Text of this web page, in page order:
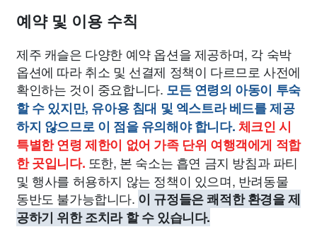
예약 및 이용 수칙
제주 캐슬은 다양한 예약 옵션을 제공하며, 각 숙박
옵션에 따라 취소 및 선결제 정책이 다르므로 사전에
확인하는 것이 중요합니다. 모든 연령의 아동이 투숙
할 수 있지만, 유아용 침대 및 엑스트라 베드를 제공
하지 않으므로 이 점을 유의해야 합니다.체크인 시
특별한 연령 제한이 없어 가족 단위 여행객에게 적합
한 곳입니다. 또한, 본 숙소는 흡연 금지 방침과 파티
및 행사를 허용하지 않는 정책이 있으며, 반려동물
동반도 불가능합니다. 이 규정들은 쾌적한 환경을 제
공하기 위한 조치라 할 수 있습니다.